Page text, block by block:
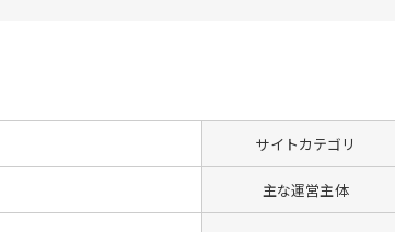
サイトカテゴリ
主な運営主体